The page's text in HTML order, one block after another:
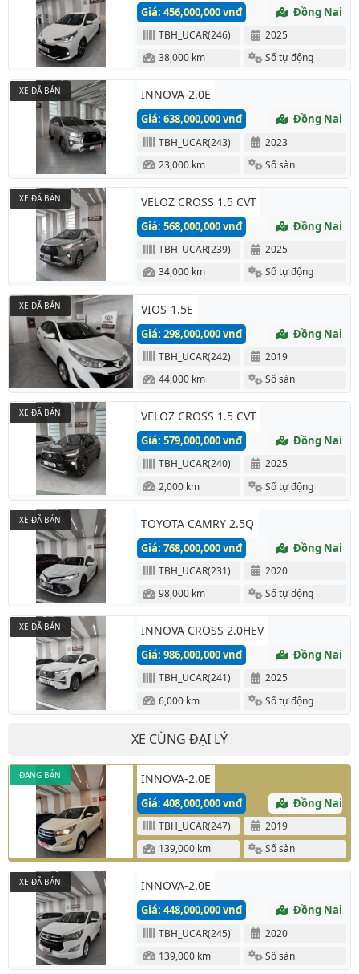
Giá: 456,000,000 vnđ Đồng Nai
TBH_UCAR(246)
2025
38,000 km
Số tự động
INNOVA-2.0E
Giá: 638,000,000 vnđ Đồng Nai
TBH_UCAR(243)
2023
23,000 km
Số sàn
XE ĐÃ BÁN
VELOZ CROSS 1.5 CVT
Giá: 568,000,000 vnđ Đồng Nai
TBH_UCAR(239)
2025
34,000 km
Số tự động
XE ĐÃ BÁN
VIOS-1.5E
Giá: 298,000,000 vnđ Đồng Nai
TBH_UCAR(242)
2019
44,000 km
Số sàn
XE ĐÃ BÁN
VELOZ CROSS 1.5 CVT
Giá: 579,000,000 vnđ Đồng Nai
TBH_UCAR(240)
2025
2,000 km
Số tự động
XE ĐÃ BÁN
TOYOTA CAMRY 2.5Q
Giá: 768,000,000 vnđ Đồng Nai
TBH_UCAR(231)
2020
98,000 km
Số tự động
XE ĐÃ BÁN
INNOVA CROSS 2.0HEV
Giá: 986,000,000 vnđ Đồng Nai
TBH_UCAR(241)
2025
6,000 km
Số tự động
XE ĐÃ BÁN
XE CÙNG ĐẠI LÝ
INNOVA-2.0E
Giá: 408,000,000 vnđ Đồng Nai
TBH_UCAR(247)
2019
139,000 km
Số sàn
ĐANG BÁN
INNOVA-2.0E
Giá: 448,000,000 vnđ Đồng Nai
TBH_UCAR(245)
2020
139,000 km
Số sàn
XE ĐÃ BÁN